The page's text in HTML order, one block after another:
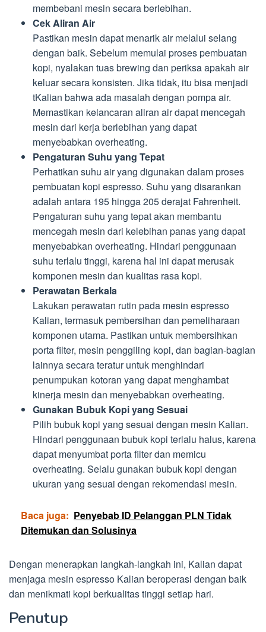
membebani mesin secara berlebihan.
Cek Aliran Air
Pastikan mesin dapat menarik air melalui selang
dengan baik. Sebelum memulai proses pembuatan
kopi, nyalakan tuas brewing dan periksa apakah air
keluar secara konsisten. Jika tidak, itu bisa menjadi
tKalian bahwa ada masalah dengan pompa air.
Memastikan kelancaran aliran air dapat mencegah
mesin dari kerja berlebihan yang dapat
menyebabkan overheating.
Pengaturan Suhu yang Tepat
Perhatikan suhu air yang digunakan dalam proses
pembuatan kopi espresso. Suhu yang disarankan
adalah antara 195 hingga 205 derajat Fahrenheit.
Pengaturan suhu yang tepat akan membantu
mencegah mesin dari kelebihan panas yang dapat
menyebabkan overheating. Hindari penggunaan
suhu terlalu tinggi, karena hal ini dapat merusak
komponen mesin dan kualitas rasa kopi.
Perawatan Berkala
Lakukan perawatan rutin pada mesin espresso
Kalian, termasuk pembersihan dan pemeliharaan
komponen utama. Pastikan untuk membersihkan
porta filter, mesin penggiling kopi, dan bagian-bagian
lainnya secara teratur untuk menghindari
penumpukan kotoran yang dapat menghambat
kinerja mesin dan menyebabkan overheating.
Gunakan Bubuk Kopi yang Sesuai
Pilih bubuk kopi yang sesuai dengan mesin Kalian.
Hindari penggunaan bubuk kopi terlalu halus, karena
dapat menyumbat porta filter dan memicu
overheating. Selalu gunakan bubuk kopi dengan
ukuran yang sesuai dengan rekomendasi mesin.
Baca juga: Penyebab ID Pelanggan PLN Tidak
Ditemukan dan Solusinya
Dengan menerapkan langkah-langkah ini, Kalian dapat
menjaga mesin espresso Kalian beroperasi dengan baik
dan menikmati kopi berkualitas tinggi setiap hari.
Penutup